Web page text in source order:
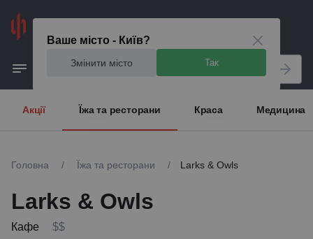
Ваше місто - Київ?
Змінити місто Так
Акції Їжа та ресторани Краса Медицина
Головна / Їжа та ресторани / Larks & Owls
Larks & Owls
Кафе $$